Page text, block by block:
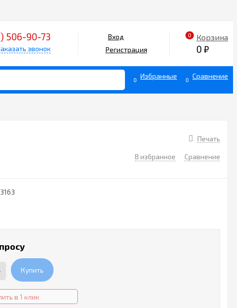
506-90-73
звонок
Вход
Регистрация
0 Корзина
0 ₽
0 Избранные 0 Сравнение
Печать
В избранное Сравнение
Купить
в 1 клик